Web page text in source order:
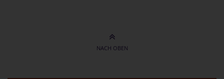
NACH OBEN